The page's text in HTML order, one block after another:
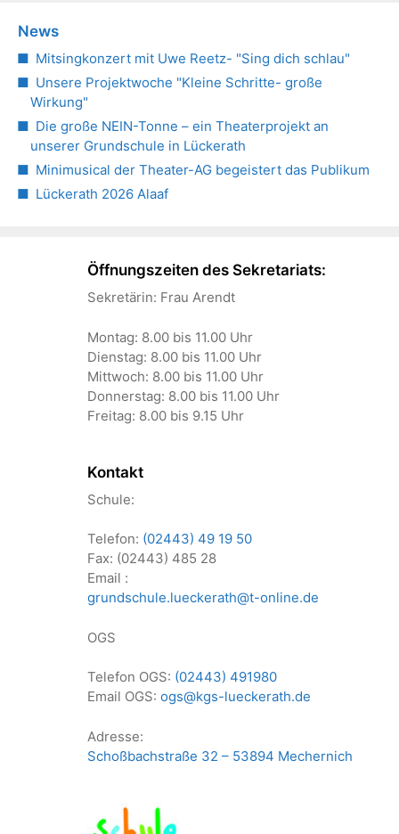
News
Mitsingkonzert mit Uwe Reetz- "Sing dich schlau"
Unsere Projektwoche "Kleine Schritte- große
Wirkung"
Die große NEIN-Tonne – ein Theaterprojekt an
unserer Grundschule in Lückerath
Minimusical der Theater-AG begeistert das Publikum
Lückerath 2026 Alaaf
Öffnungszeiten des Sekretariats:
Sekretärin: Frau Arendt
Montag: 8.00 bis 11.00 Uhr
Dienstag: 8.00 bis 11.00 Uhr
Mittwoch: 8.00 bis 11.00 Uhr
Donnerstag: 8.00 bis 11.00 Uhr
Freitag: 8.00 bis 9.15 Uhr
Kontakt
Schule:
Telefon: (02443) 49 19 50
Fax: (02443) 485 28
Email :
grundschule.lueckerath@t-online.de
OGS
Telefon OGS: (02443) 491980
Email OGS: ogs@kgs-lueckerath.de
Adresse:
Schoßbachstraße 32 – 53894 Mechernich